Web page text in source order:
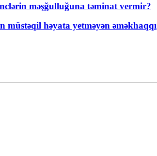
məşğulluğuna təminat vermir?
həyata yetməyən əməkhaqqı